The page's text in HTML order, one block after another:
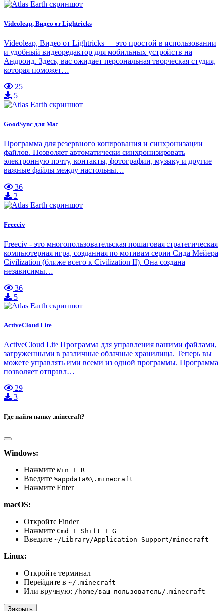
Videoleap, Видео от Lightricks
Videoleap, Видео от Lightricks — это простой в использовании
и удобный видеоредактор для мобильных устройств на
Андроид. Здесь, вас ожидает персональная творческая студия,
которая поможет…
25
5
GoodSync для Mac
Программа для резервного копирования и синхронизации
файлов. Позволяет автоматически синхронизировать
электронную почту, контакты, фотографии, музыку и другие
важные файлы между настольны…
36
2
Freeciv
Freeciv - это многопользовательская пошаговая стратегическая
компьютерная игра, созданная по мотивам серии Сида Мейера
Civilization (ближе всего к Civilization II). Она создана
независимы…
36
5
ActiveCloud Lite
ActiveCloud Lite Программа для управления вашими файлами,
загруженными в различные облачные хранилища. Теперь вы
можете управлять ими всеми из одной программы. Программа
позволяет отправл…
29
3
Где найти папку .minecraft?
Windows:
Нажмите Win + R
Введите %appdata%\.minecraft
Нажмите Enter
macOS:
Откройте Finder
Нажмите Cmd + Shift + G
Введите ~/Library/Application Support/minecraft
Linux:
Откройте терминал
Перейдите в ~/.minecraft
Или вручную: /home/ваш_пользователь/.minecraft
Закрыть